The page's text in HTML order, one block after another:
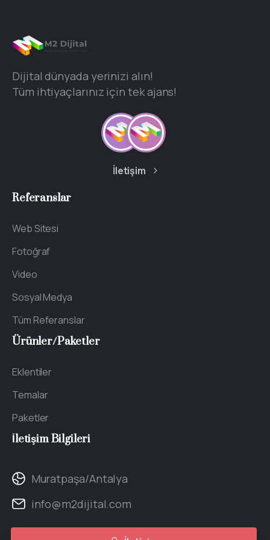
Dijital dünyada yerinizi alın!
Tüm ihtiyaçlarınız için tek ajans!
İletişim
Referanslar
Web Sitesi
Fotoğraf
Video
Sosyal Medya
Tüm Referanslar
Ürünler/Paketler
Eklentiler
Temalar
Paketler
İletişimBilgileri
Muratpaşa/Antalya
info@m2dijital.com